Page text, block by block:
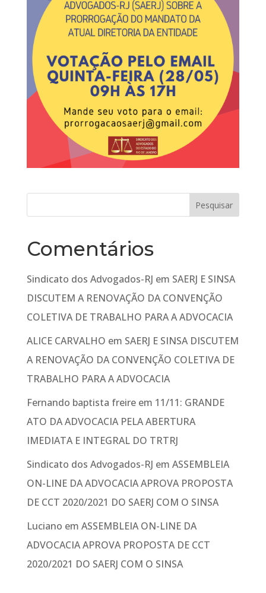
Comentários
Sindicato dos Advogados-RJ em SAERJ E SINSA
DISCUTEM A RENOVAÇÃO DA CONVENÇÃO
COLETIVA DE TRABALHO PARA A ADVOCACIA
ALICE CARVALHO em SAERJ E SINSA DISCUTEM
A RENOVAÇÃO DA CONVENÇÃO COLETIVA DE
TRABALHO PARA A ADVOCACIA
Fernando baptista freireem 11/11: GRANDE
ATO DA ADVOCACIA PELA ABERTURA
IMEDIATA E INTEGRAL DO TRTRJ
Sindicato dos Advogados-RJ em ASSEMBLEIA
ON-LINE DA ADVOCACIA APROVA PROPOSTA
DE CCT 2020/2021 DO SAERJ COM O SINSA
Luciano em ASSEMBLEIA ON-LINE DA
ADVOCACIA APROVA PROPOSTA DE CCT
2020/2021 DO SAERJ COM O SINSA